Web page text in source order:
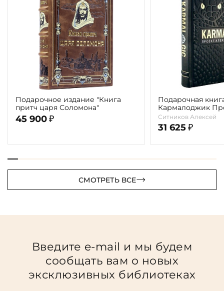
Подарочное издание "Книга
притч царя Соломона"
45 900 ₽
Подарочная
Кармалоджик
Ситникова"
Ситников Алексей
31 625 ₽
СМОТРЕТЬ ВСЕ
Введите e-mail и мы будем
сообщать вам о новых
эксклюзивных библиотеках